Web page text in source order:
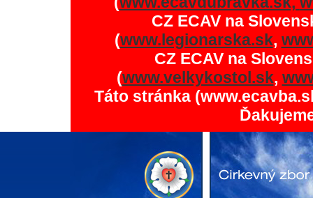
CZ ECAV na
(www.legionarska.sk,
CZ ECAV na
(www.velkykostol.sk,
Táto stránka